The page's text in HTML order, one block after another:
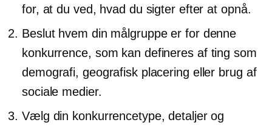
for, at du ved, hvad du sigter efter at opnå.
Beslut hvem din målgruppe er for denne
konkurrence, som kan defineres af ting som
demografi, geografisk placering eller brug af
sociale medier.
Vælg din konkurrencetype, detaljer og